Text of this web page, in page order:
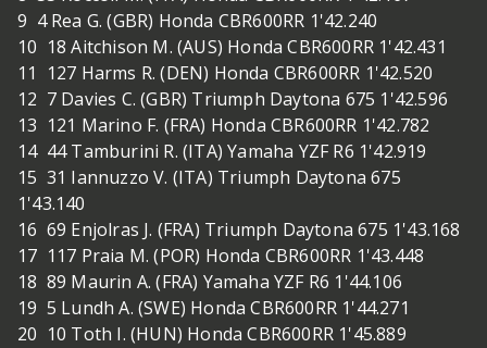
9 4 Rea G. (GBR) Honda CBR600RR 1'42.240
10 18 Aitchison M. (AUS) Honda CBR600RR 1'42.431
11 127 Harms R. (DEN) Honda CBR600RR 1'42.520
12 7 Davies C. (GBR) Triumph Daytona 675 1'42.596
13 121 Marino F. (FRA) Honda CBR600RR 1'42.782
14 44 Tamburini R. (ITA) Yamaha YZF R6 1'42.919
15 31 Iannuzzo V. (ITA) Triumph Daytona 675
1'43.140
16 69 Enjolras J. (FRA) Triumph Daytona 675 1'43.168
17 117 Praia M. (POR) Honda CBR600RR 1'43.448
18 89 Maurin A. (FRA) Yamaha YZF R6 1'44.106
19 5 Lundh A. (SWE) Honda CBR600RR 1'44.271
20 10 Toth I. (HUN) Honda CBR600RR 1'45.889